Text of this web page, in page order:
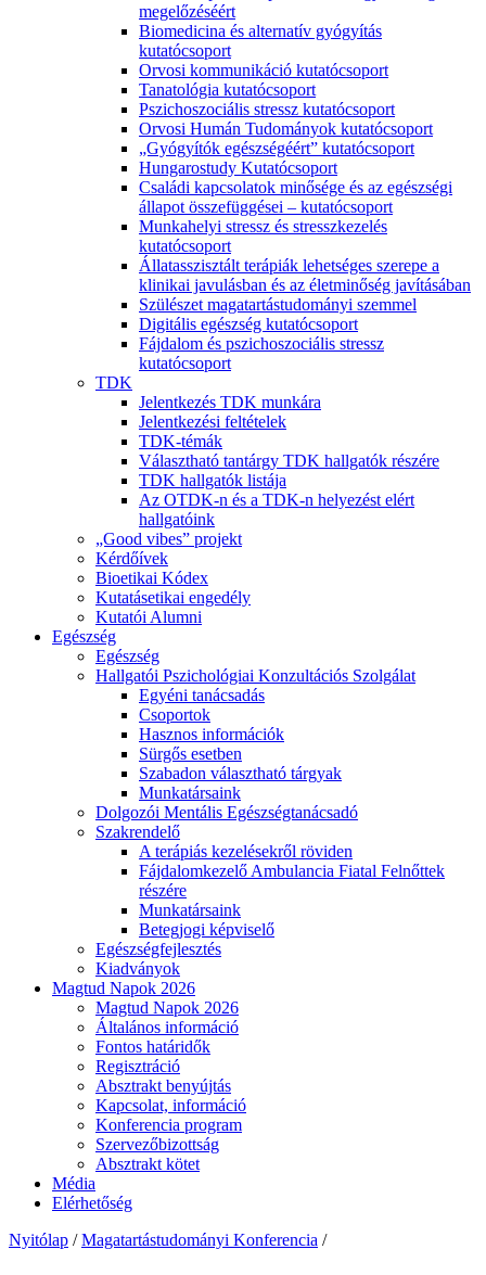
megelőzéséért
Biomedicina és alternatív gyógyítás
kutatócsoport
Orvosi kommunikáció kutatócsoport
Tanatológia kutatócsoport
Pszichoszociális stressz kutatócsoport
Orvosi Humán Tudományok kutatócsoport
„Gyógyítók egészségéért” kutatócsoport
Hungarostudy Kutatócsoport
Családi kapcsolatok minősége és az egészségi
állapot összefüggései – kutatócsoport
Munkahelyi stressz és stresszkezelés
kutatócsoport
Állatasszisztált terápiák lehetséges szerepe a
klinikai javulásban és az életminőség javításában
Szülészet magatartástudományi szemmel
Digitális egészség kutatócsoport
Fájdalom és pszichoszociális stressz
kutatócsoport
TDK
Jelentkezés TDK munkára
Jelentkezési feltételek
TDK-témák
Választható tantárgy TDK hallgatók részére
TDK hallgatók listája
Az OTDK-n és a TDK-n helyezést elért
hallgatóink
„Good vibes” projekt
Kérdőívek
Bioetikai Kódex
Kutatásetikai engedély
Kutatói Alumni
Egészség
Egészség
Hallgatói Pszichológiai Konzultációs Szolgálat
Egyéni tanácsadás
Csoportok
Hasznos információk
Sürgős esetben
Szabadon választható tárgyak
Munkatársaink
Dolgozói Mentális Egészségtanácsadó
Szakrendelő
A terápiás kezelésekről röviden
Fájdalomkezelő Ambulancia Fiatal Felnőttek
részére
Munkatársaink
Betegjogi képviselő
Egészségfejlesztés
Kiadványok
Magtud Napok 2026
Magtud Napok 2026
Általános információ
Fontos határidők
Regisztráció
Absztrakt benyújtás
Kapcsolat, információ
Konferencia program
Szervezőbizottság
Absztrakt kötet
Média
Elérhetőség
Nyitólap / Magatartástudományi Konferencia /